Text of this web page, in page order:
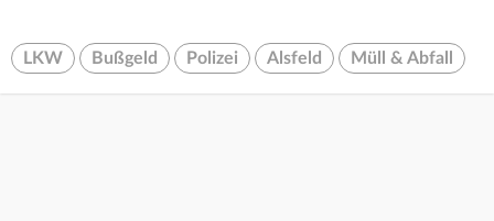
LKW Bußgeld Polizei Alsfeld Müll & Abfall